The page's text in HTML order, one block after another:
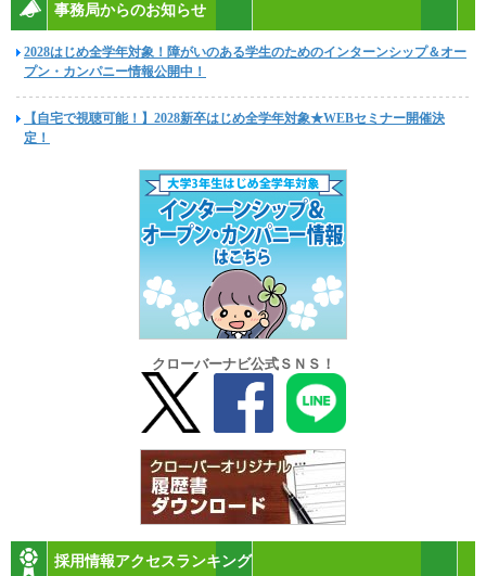
事務局からのお知らせ
2028はじめ全学年対象！障がいのある学生のためのインターンシップ＆オー
プン・カンパニー情報公開中！
【自宅で視聴可能！】2028新卒はじめ全学年対象★WEBセミナー開催決
定！
クローバーナビ公式ＳＮＳ！
採用情報アクセスランキング